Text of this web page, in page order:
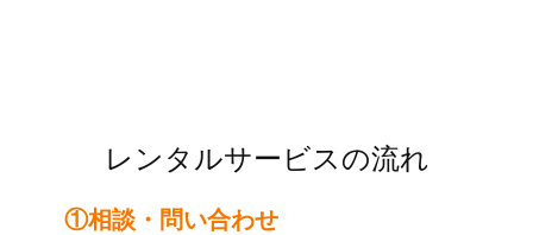
レンタルサービスの流れ
①相談・問い合わせ